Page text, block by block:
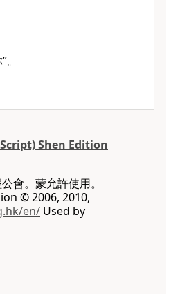
Shen Edition
會。蒙允許使用。
© 2006, 2010,
en/ Used by